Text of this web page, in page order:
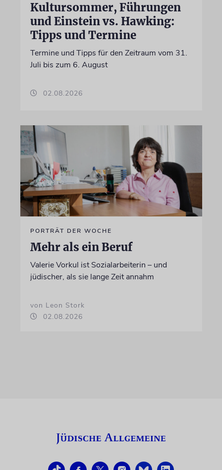
Kultursommer, Führungen
und Einstein vs. Hawking:
Tipps und Termine
Termine und Tipps für den Zeitraum vom 31.
Juli bis zum 6. August
02.08.2026
PORTRÄT DER WOCHE
Mehr als ein Beruf
Valerie Vorkul ist Sozialarbeiterin – und
jüdischer, als sie lange Zeit annahm
von Leon Stork
02.08.2026